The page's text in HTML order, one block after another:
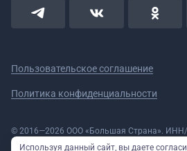
Пользовательское соглашение
Политика конфиденциальности
© 2016—2026 ООО «Большая Страна».
5908078160/590801001 ОГРН
Используя данный сайт, вы даете